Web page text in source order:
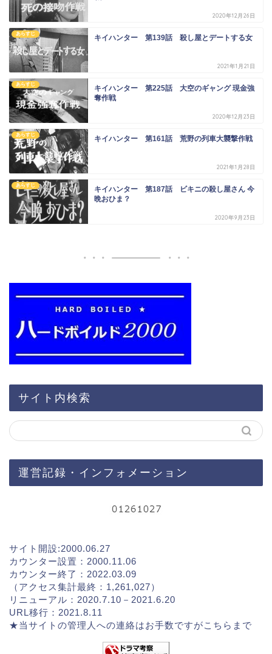
2020年12月26日
あらすじ キイハンター 第139話 殺し屋とデートする女
2021年1月21日
あらすじ
キイハンター 第225話 大空のギャング 現金強
奪作戦
2020年12月23日
あらすじ キイハンター 第161話 荒野の列車大襲撃作戦
2021年1月28日
あらすじ
キイハンター 第187話 ビキニの殺し屋さん 今
晩おひま？
2020年9月23日
サイト内検索
運営記録・インフォメーション
サイト開設:2000.06.27
カウンター設置：2000.11.06
カウンター終了：2022.03.09
（アクセス集計最終：1,261,027）
リニューアル：2020.7.10－2021.6.20
URL移行：2021.8.11
★当サイトの管理人への連絡はお手数ですがこちらまで